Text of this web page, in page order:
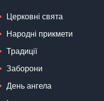
Церковні свята
Народні прикмети
Традиції
Заборони
День ангела